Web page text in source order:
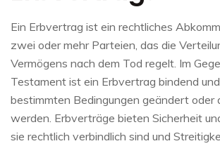
Ein Erbvertrag ist ein rechtliches
zwei oder mehr Parteien, das die
Vermögens nach dem Tod regelt. Im
Testament ist ein Erbvertrag bindend
bestimmten Bedingungen geändert oder
werden. Erbverträge bieten Sicherheit
sie rechtlich verbindlich sind und